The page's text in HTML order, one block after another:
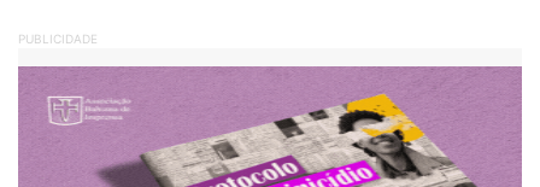
PUBLICIDADE